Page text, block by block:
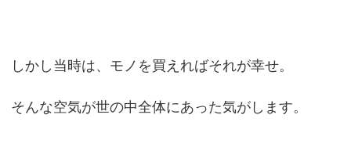
しかし当時は、モノを買えればそれが幸せ。
そんな空気が世の中全体にあった気がします。